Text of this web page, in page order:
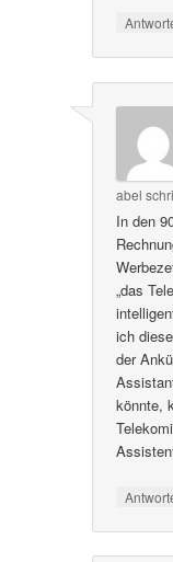
abel
In den
„das
ich
der
könnte,